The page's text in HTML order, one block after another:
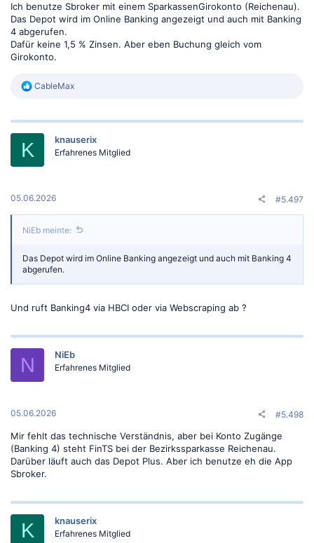
Ich benutze Sbroker mit einem SparkassenGirokonto (Reichenau).
Das Depot wird im Online Banking angezeigt und auch mit Banking
4 abgerufen.
Dafür keine 1,5 % Zinsen. Aber eben Buchung gleich vom
Girokonto.
R
k
:
CableMax
K knauserix
Erfahrenes Mitglied
05.06.2026 #5.497
NiEb meinte:
Das Depot wird im Online Banking angezeigt und auch mit Banking 4
abgerufen.
Und ruft Banking4 via HBCI oder via Webscraping ab ?
N NiEb
Erfahrenes Mitglied
05.06.2026 #5.498
Mir fehlt das technische Verständnis, aber bei Konto Zugänge
(Banking 4) steht FinTS bei der Bezirkssparkasse Reichenau.
Darüber läuft auch das Depot Plus. Aber ich benutze eh die App
Sbroker.
K knauserix
Erfahrenes Mitglied